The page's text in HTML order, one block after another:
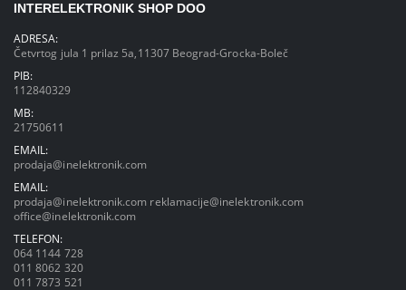
INTERELEKTRONIK SHOP DOO
ADRESA:
Četvrtog jula 1 prilaz 5a,11307 Beograd-Grocka-Boleč
PIB:
112840329
MB:
21750611
EMAIL:
prodaja@inelektronik.com
EMAIL:
prodaja@inelektronik.com reklamacije@inelektronik.com
office@inelektronik.com
TELEFON:
064 1144 728
011 8062 320
011 7873 521